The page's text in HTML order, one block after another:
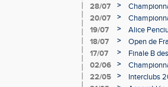
28/07 >
20/07
>
Charléty
19/07 >
Alice
18/07
>
Open de
17/07
>
Finale B
Obernai
02/06 >
22/05 >
Interclubs